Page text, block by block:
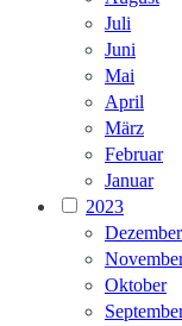
Juli
Juni
Mai
April
März
Februar
Januar
2023
Dezember
Oktober